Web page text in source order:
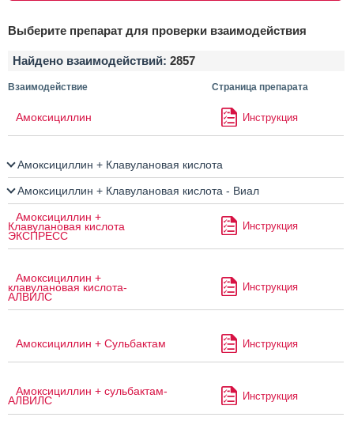
Выберите препарат для проверки взаимодействия
Найдено взаимодействий: 2857
Взаимодействие Страница препарата
Амоксициллин Инструкция
Амоксициллин + Клавулановая кислота
Амоксициллин + Клавулановая кислота - Виал
Амоксициллин +
Клавулановая кислота
ЭКСПРЕСС
Инструкция
Амоксициллин +
клавулановая кислота-
АЛВИЛС
Инструкция
Амоксициллин + Сульбактам Инструкция
Амоксициллин + сульбактам-
АЛВИЛС Инструкция